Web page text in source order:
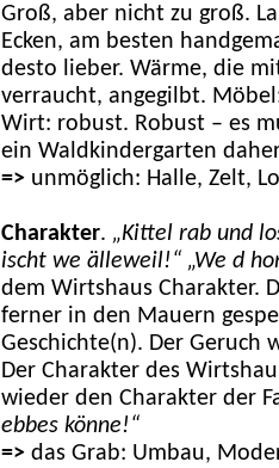
Groß, aber nicht zu groß.
Ecken, am besten
desto lieber. Wärme, die
verraucht, angegilbt.
Wirt: robust. Robust – es
ein Waldkindergarten
=> unmöglich: Halle, Zelt,
Charakter. „Kittel rab und
ischt we älleweil!“ „We d
dem Wirtshaus Charakter.
ferner in den Mauern
Geschichte(n). Der Geruch
Der Charakter des
wieder den Charakter der
ebbes könne!“
=> das Grab: Umbau,